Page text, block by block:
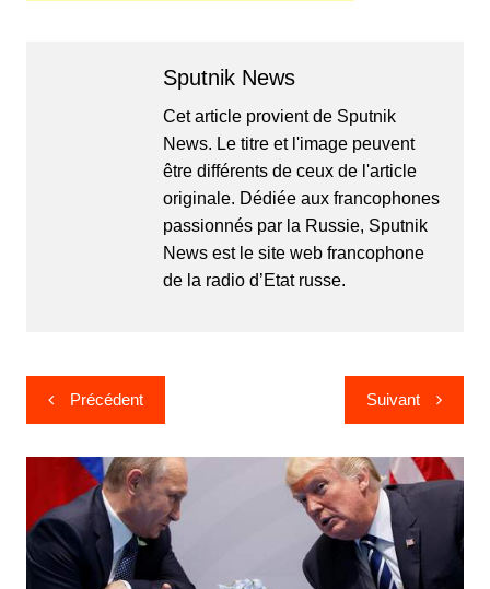
Sputnik News
Cet article provient de Sputnik
News. Le titre et l'image peuvent
être différents de ceux de l'article
originale. Dédiée aux francophones
passionnés par la Russie, Sputnik
News est le site web francophone
de la radio d’Etat russe.
Navigation
de
l’article
Précédent Suivant